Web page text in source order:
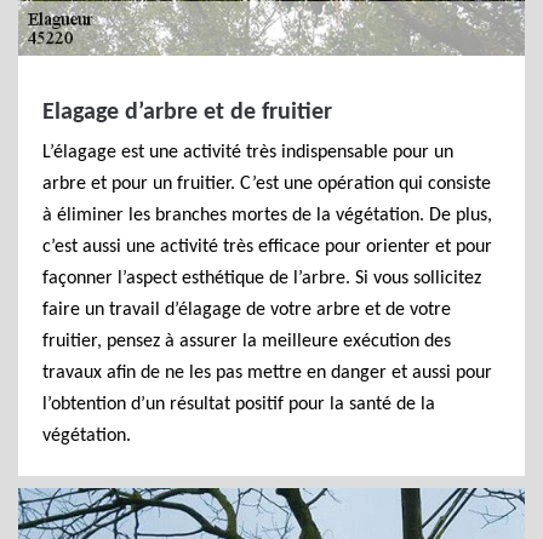
Elagage d’arbre et de fruitier
L’élagage est une activité très indispensable pour un
arbre et pour un fruitier. C’est une opération qui consiste
à éliminer les branches mortes de la végétation. De plus,
c’est aussi une activité très efficace pour orienter et pour
façonner l’aspect esthétique de l’arbre. Si vous sollicitez
faire un travail d’élagage de votre arbre et de votre
fruitier, pensez à assurer la meilleure exécution des
travaux afin de ne les pas mettre en danger et aussi pour
l’obtention d’un résultat positif pour la santé de la
végétation.